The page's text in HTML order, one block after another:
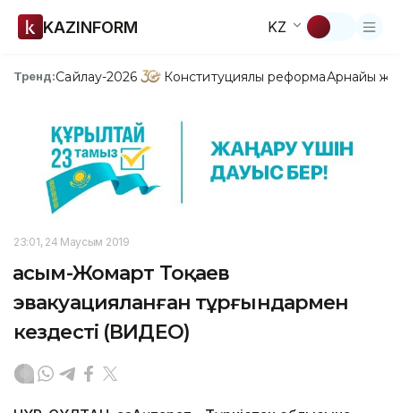
KAZINFORM KZ
Тренд:Сайлау-2026 Конституциялық реформаАрнайы
23:01, 24 Маусым 2019
Қасым-Жомарт Тоқаев
эвакуацияланған тұрғындармен
кездесті (ВИДЕО)